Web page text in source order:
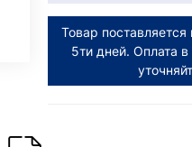
Товар
5ти дней. Оплата